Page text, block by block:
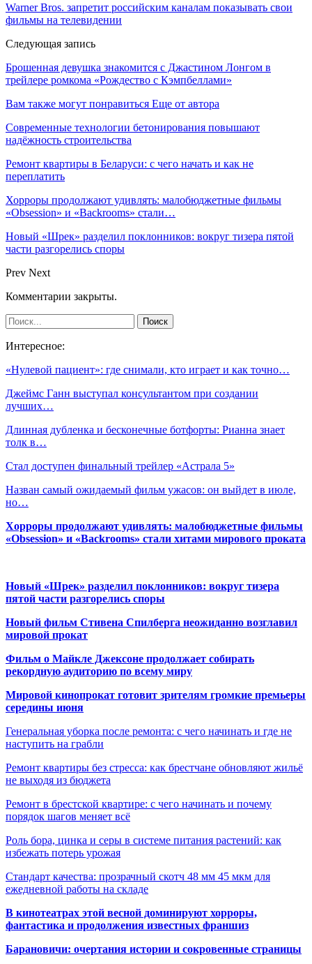
Warner Bros. запретит российским каналам показывать свои
фильмы на телевидении
Следующая запись
Брошенная девушка знакомится с Джастином Лонгом в
трейлере ромкома «Рождество с Кэмпбеллами»
Вам также могут понравиться Еще от автора
Современные технологии бетонирования повышают
надёжность строительства
Ремонт квартиры в Беларуси: с чего начать и как не
переплатить
Хорроры продолжают удивлять: малобюджетные фильмы
«Obsession» и «Backrooms» стали…
Новый «Шрек» разделил поклонников: вокруг тизера пятой
части разгорелись споры
Prev Next
Комментарии закрыты.
Интересное:
«Нулевой пациент»: где снимали, кто играет и как точно…
Джеймс Ганн выступал консультантом при создании
лучших…
Длинная дубленка и бесконечные ботфорты: Рианна знает
толк в…
Стал доступен финальный трейлер «Астрала 5»
Назван самый ожидаемый фильм ужасов: он выйдет в июле,
но…
Хорроры продолжают удивлять: малобюджетные фильмы
«Obsession» и «Backrooms» стали хитами мирового проката
Новый «Шрек» разделил поклонников: вокруг тизера
пятой части разгорелись споры
Новый фильм Стивена Спилберга неожиданно возглавил
мировой прокат
Фильм о Майкле Джексоне продолжает собирать
рекордную аудиторию по всему миру
Мировой кинопрокат готовит зрителям громкие премьеры
середины июня
Генеральная уборка после ремонта: с чего начинать и где не
наступить на грабли
Ремонт квартиры без стресса: как брестчане обновляют жильё
не выходя из бюджета
Ремонт в брестской квартире: с чего начинать и почему
порядок шагов меняет всё
Роль бора, цинка и серы в системе питания растений: как
избежать потерь урожая
Стандарт качества: прозрачный скотч 48 мм 45 мкм для
ежедневной работы на складе
В кинотеатрах этой весной доминируют хорроры,
фантастика и продолжения известных франшиз
Барановичи: очертания истории и сокровенные страницы